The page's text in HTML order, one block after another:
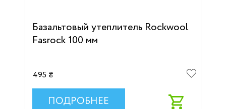
Базальтовый утеплитель Rockwool
Fasrock 100 мм
495 ₴
ПОДРОБНЕЕ